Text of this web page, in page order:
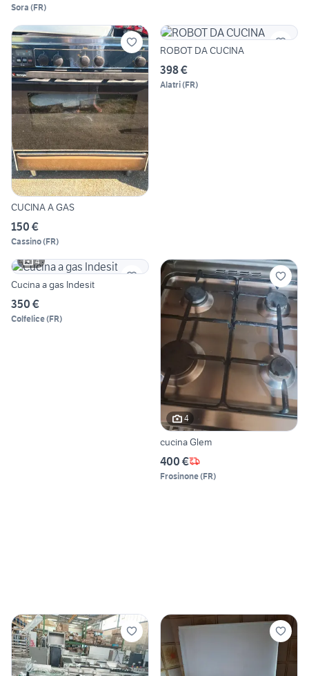
Sora (FR)
CUCINA A GAS
150 €
Cassino(FR)
ROBOT DA CUCINA
398 €
Alatri(FR)
4
Cucina a gas Indesit
350 €
Colfelice(FR)
4
cucina Glem
400 €
Frosinone(FR)